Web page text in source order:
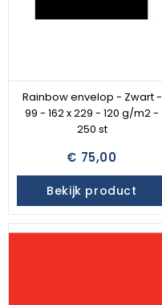
Rainbow envelop - Zwart -
99 - 162 x 229 - 120 g/m2 -
250 st
€ 75,00
Bekijk product